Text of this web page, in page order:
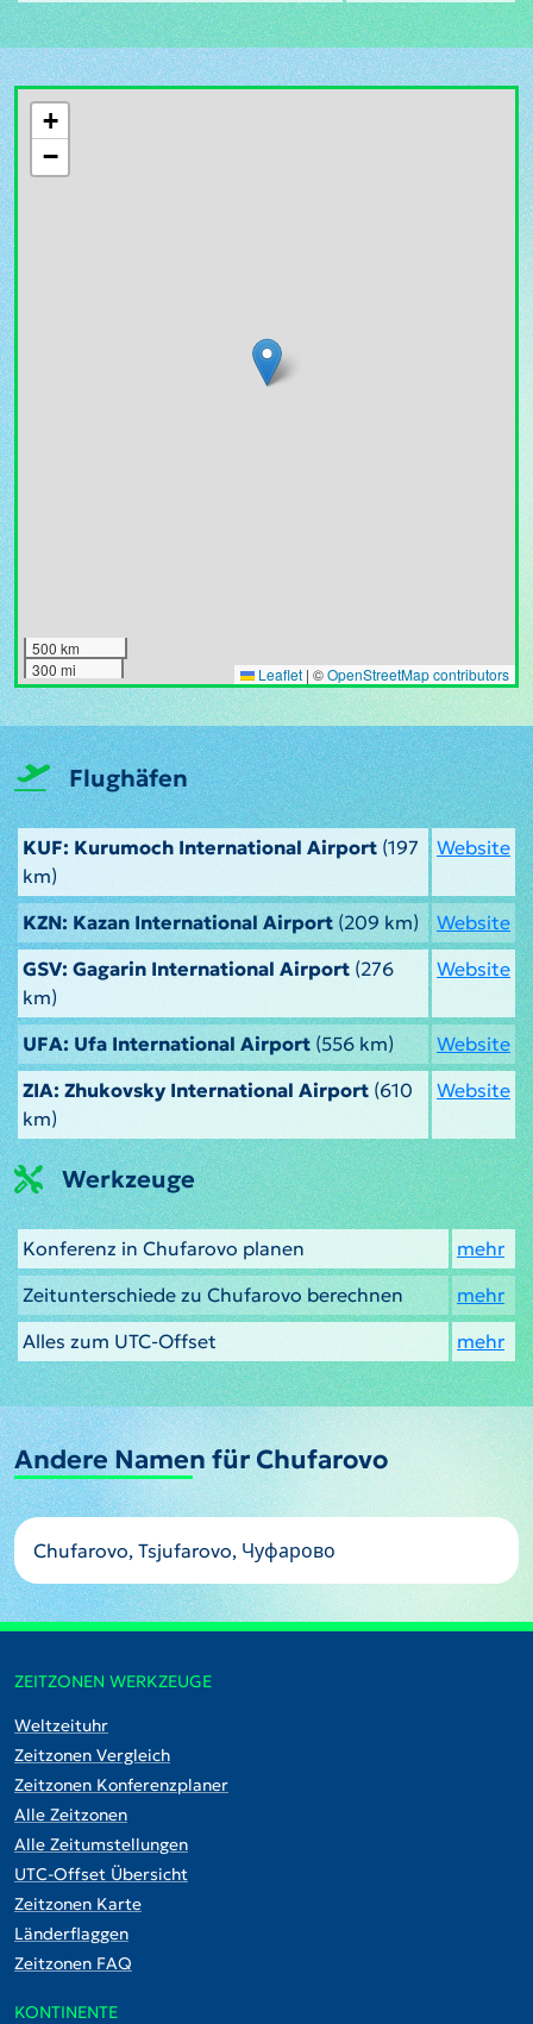
+
−
500 km
300 mi
Leaflet | ©OpenStreetMap contributors
Flughäfen
KUF: Kurumoch International Airport (197
km)
Website
KZN: Kazan International Airport(209 km)
Website
GSV: Gagarin International Airport (276
km)
Website
UFA: Ufa International Airport(556 km)
Website
ZIA: Zhukovsky International Airport (610
km)
Website
Werkzeuge
Konferenz in Chufarovo planen
mehr
Zeitunterschiede zu Chufarovo berechnen
mehr
Alles zum UTC-Offset
mehr
Andere Namen für Chufarovo
Chufarovo, Tsjufarovo, Чуфарово
ZEITZONEN WERKZEUGE
Weltzeituhr
Zeitzonen Vergleich
Zeitzonen Konferenzplaner
Alle Zeitzonen
Alle Zeitumstellungen
UTC-Offset Übersicht
Zeitzonen Karte
Länderflaggen
Zeitzonen FAQ
KONTINENTE